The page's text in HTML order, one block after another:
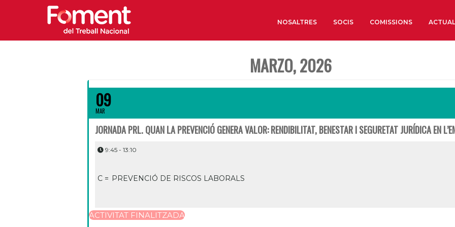
NOSALTRES
Institut d’Estudis
SOCIS COMISSIONS
MARZO, 2026
09
MAR
JORNADA PRL. QUAN LA PREVENCIÓ GENERA VALOR: RENDIBILITAT, BENESTAR I SEGURETAT JURÍDICA EN
9:45 - 13:10
C = PREVENCIÓ DE RISCOS LABORALS
ACTIVITAT FINALITZADA